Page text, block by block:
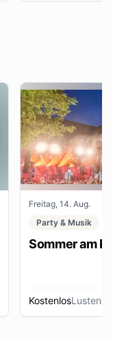
Freitag, 14. Aug.
Party & Musik
Sommer am
KostenlosLustenau